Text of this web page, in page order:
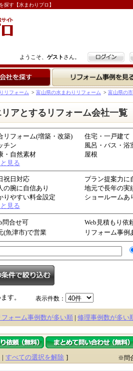
探す【水まわりプロ】
ようこそ、 ゲスト さん。 ログイン
リフォーム事例を見る
リフォーム > 富山県の水まわりリフォーム > 富山県の
アとするリフォーム会社一覧
リフォーム(増築・改築)
住宅・一戸建て
チン
風呂・バス・浴
・自然素材
屋根
見る
祝日対応
プラン提案力に
の腕に自信あり
地元で長年の実
りやすい料金設定
ショールームあ
見る
問合せ可
Web見積もり依
(魚津市)で営業
リフォーム事例
す。 表示件数：
フォーム事例数が多い順 | 修理事例数が多い
| すべての選択を解除 ] ※問